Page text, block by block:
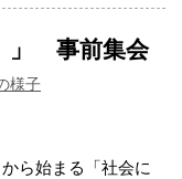
」 事前集会
様子
ら始まる「社会に